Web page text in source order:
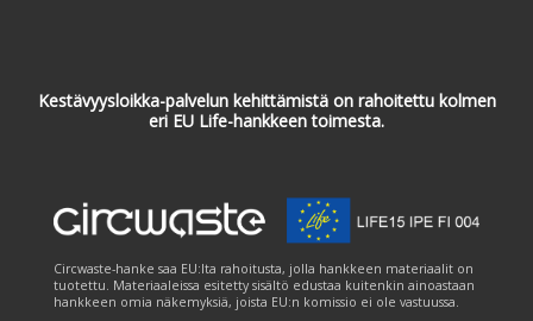
Kestävyysloikka-palvelun kehittämistä on rahoitettu kolmen
eri EU Life-hankkeen toimesta.
Circwaste-hanke saa EU:lta rahoitusta, jolla hankkeen materiaalit on
tuotettu. Materiaaleissa esitetty sisältö edustaa kuitenkin ainoastaan
hankkeen omia näkemyksiä, joista EU:n komissio ei ole vastuussa.